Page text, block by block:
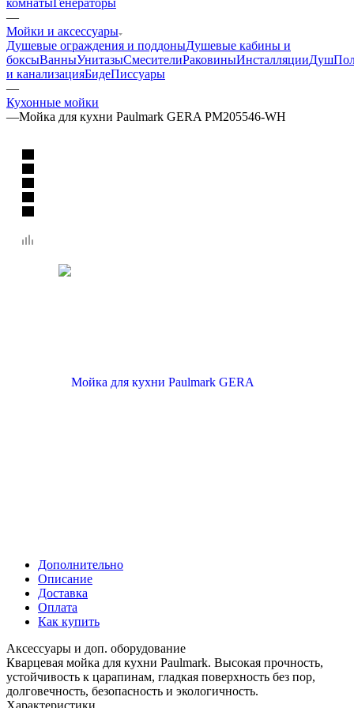
—
Мойки и аксессуары
Душевые ограждения и поддоныДушевые кабины и
боксыВанныУнитазыСмесителиРаковиныИнсталляцииДуш
и канализацияБидеПиссуары
—
Кухонные мойки
—Мойка для кухни Paulmark GERA PM205546-WH
Дополнительно
Описание
Доставка
Оплата
Как купить
Аксессуары и доп. оборудование
Кварцевая мойка для кухни Paulmark. Высокая прочность,
устойчивость к царапинам, гладкая поверхность без пор,
долговечность, безопасность и экологичность.
Характеристики